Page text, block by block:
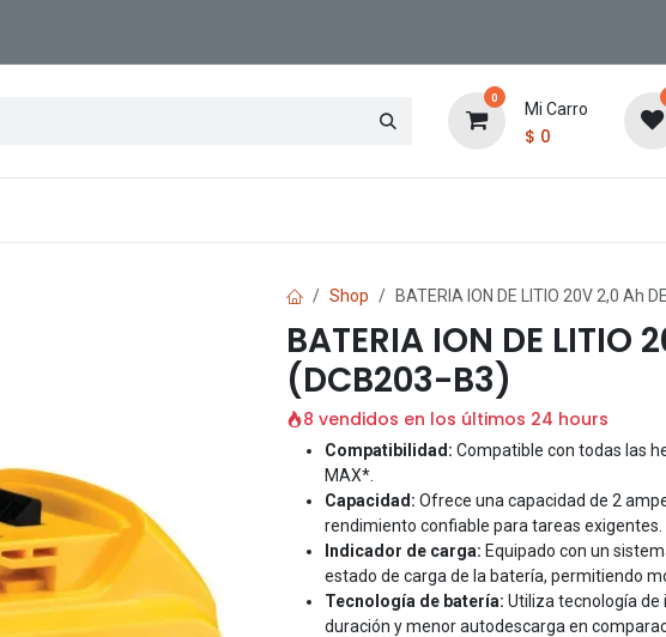
0
Mi Carro
$ 0
Shop BATERIA ION DE LITIO 20V 2,0 Ah
BATERIA ION DE LITIO
(DCB203-B3)
8 vendidos en los últimos 24 hours
Compatibilidad: Compatible con todas las
MAX*.
Capacidad: Ofrece una capacidad de 2
rendimiento confiable para tareas exigentes.
Indicador de carga: Equipado con un
estado de carga de la batería, permitiendo
Tecnología de batería: Utiliza tecnología de
duración y menor autodescarga en